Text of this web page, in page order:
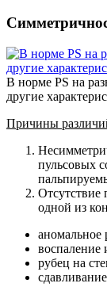
В норме PS на
другие
Причины
пульсовых
Отсутствие
одной из
аномальное
воспаление
рубец на